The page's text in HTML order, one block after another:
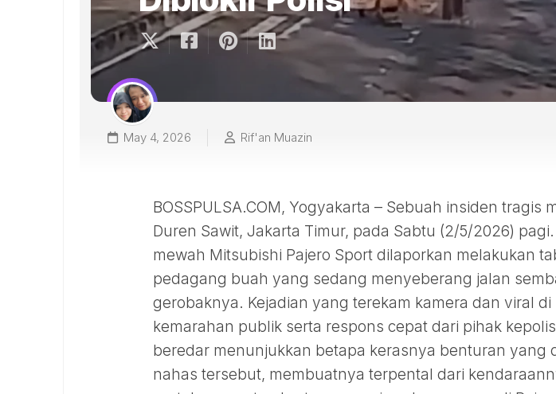
May 4, 2026 Rif'an Muazin
BOSSPULSA.COM, Yogyakarta – Sebuah insiden tragis
Duren Sawit, Jakarta Timur, pada Sabtu (2/5/2026)
mewah Mitsubishi Pajero Sport dilaporkan melakukan
pedagang buah yang sedang menyeberang jalan
gerobaknya. Kejadian yang terekam kamera dan viral di
kemarahan publik serta respons cepat dari pihak
beredar menunjukkan betapa kerasnya benturan yang
nahas tersebut, membuatnya terpental dari